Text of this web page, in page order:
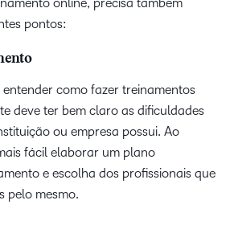
online, precisa também
pontos:
como fazer treinamentos
deve ter bem claro as dificuldades
ou empresa possui. Ao
fácil elaborar um plano
e escolha dos profissionais que
pelo mesmo.